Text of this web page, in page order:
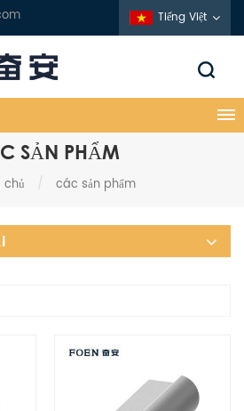
Tiếng Việt
SẢN PHẨM
/ các sản phẩm